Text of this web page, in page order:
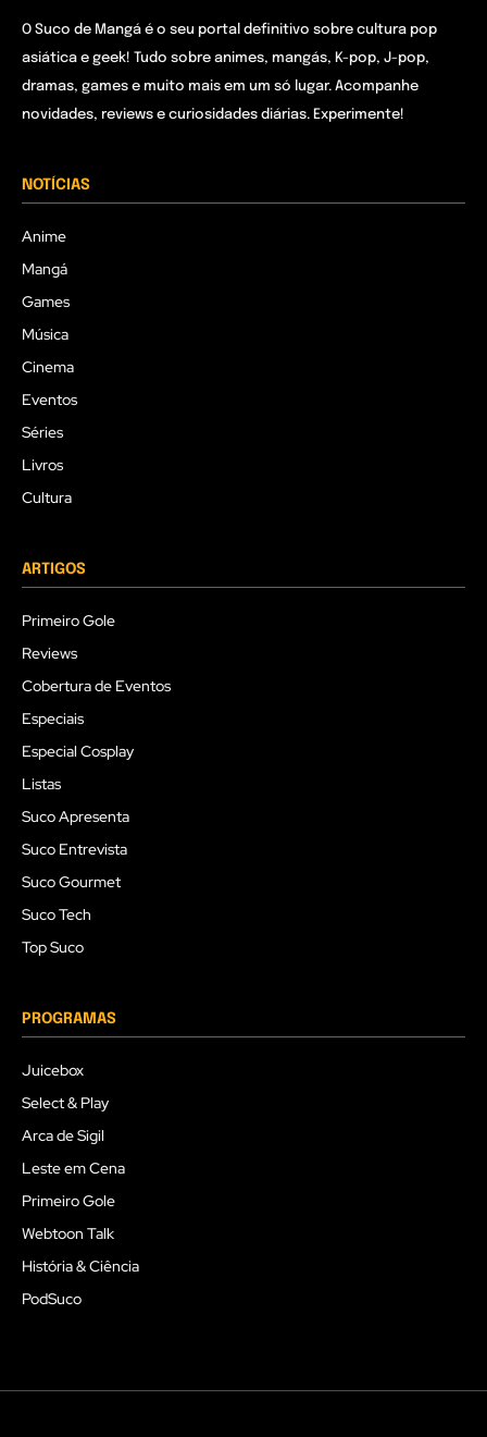
O Suco de Mangá é o seu portal definitivo sobre cultura pop
asiática e geek! Tudo sobre animes, mangás, K-pop, J-pop,
dramas, games e muito mais em um só lugar. Acompanhe
novidades, reviews e curiosidades diárias. Experimente!
NOTÍCIAS
Anime
Mangá
Games
Música
Cinema
Eventos
Séries
Livros
Cultura
ARTIGOS
Primeiro Gole
Reviews
Cobertura de Eventos
Especiais
Especial Cosplay
Listas
Suco Apresenta
Suco Entrevista
Suco Gourmet
Suco Tech
Top Suco
PROGRAMAS
Juicebox
Select & Play
Arca de Sigil
Leste em Cena
Primeiro Gole
Webtoon Talk
História & Ciência
PodSuco